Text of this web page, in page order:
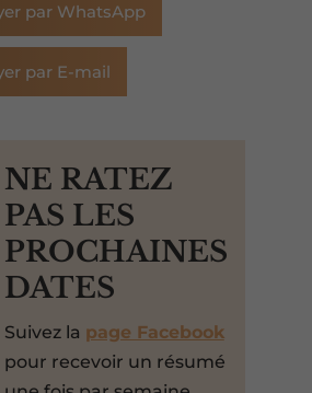
par WhatsApp
par E-mail
NE RATEZ
PAS LES
PROCHAINES
DATES
Suivez la page Facebook
pour recevoir un résumé